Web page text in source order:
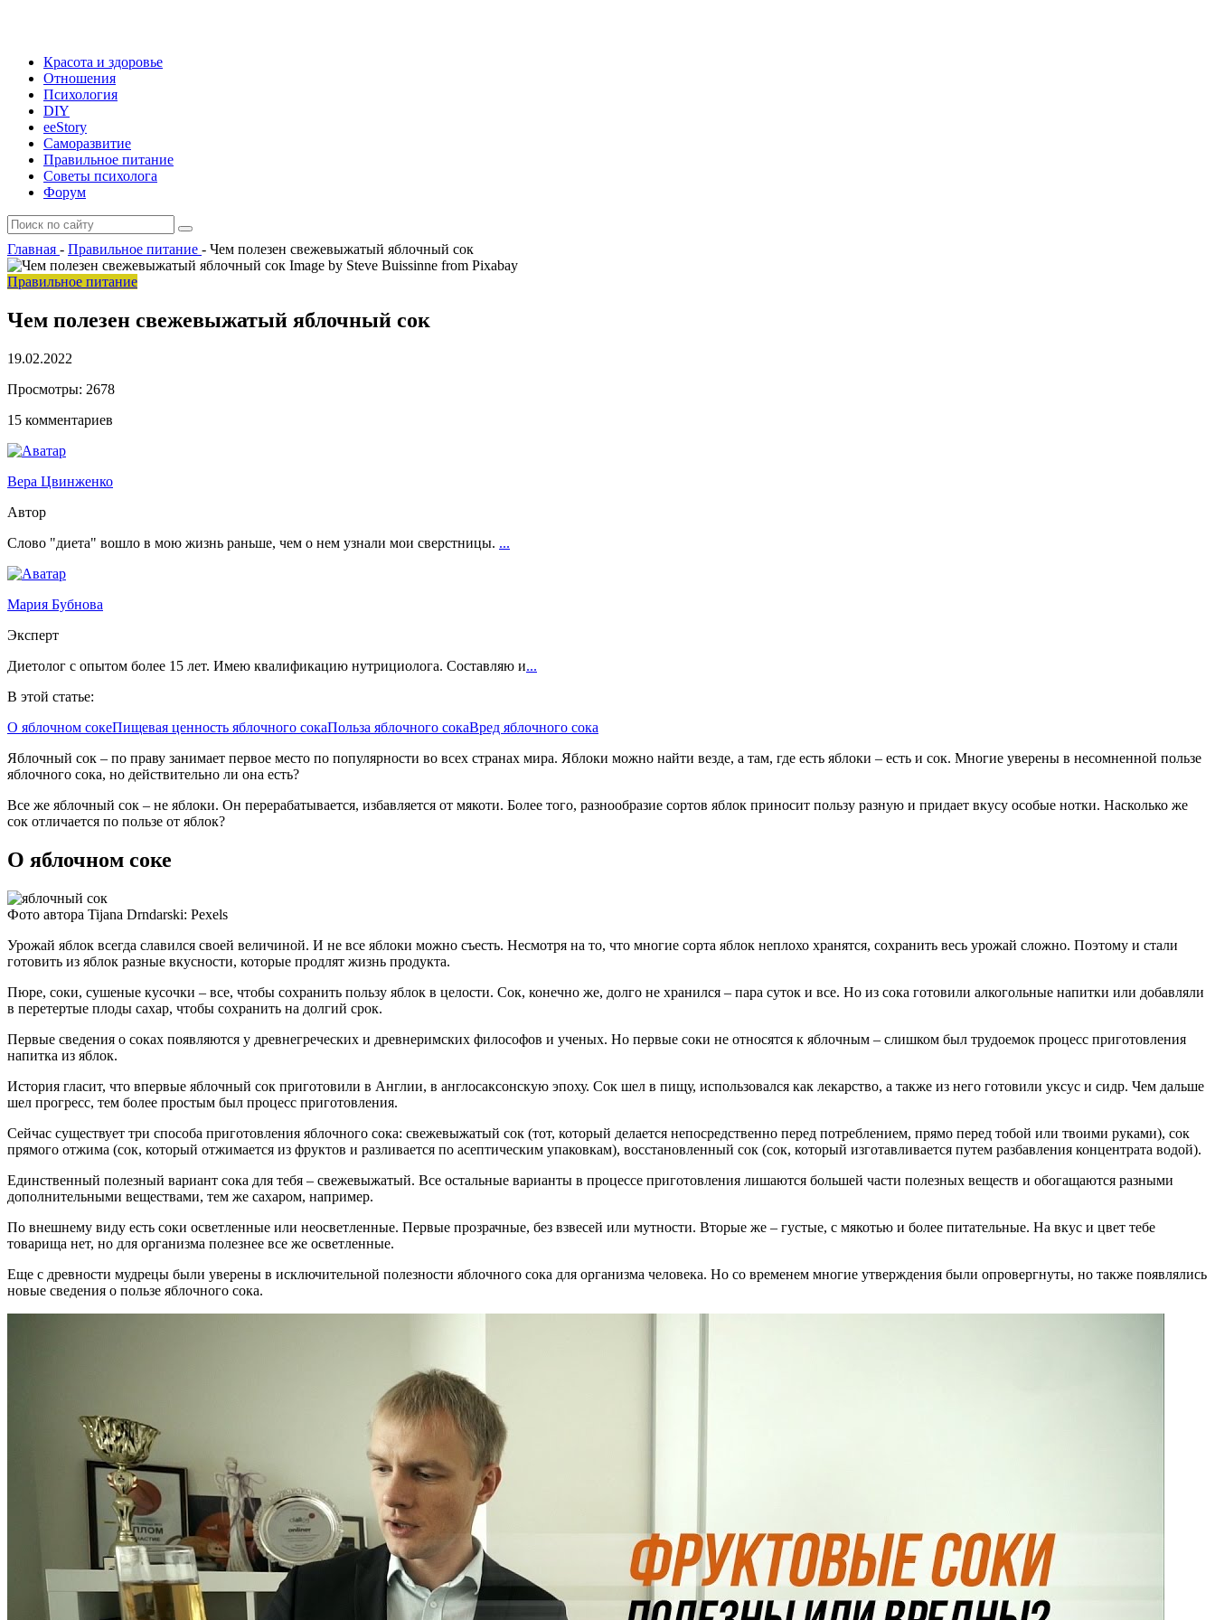
Красота и здоровье
Отношения
Психология
DIY
ееStory
Саморазвитие
Правильное питание
Советы психолога
Форум
Главная - Правильное питание - Чем полезен свежевыжатый яблочный сок
Image by Steve Buissinne from Pixabay
Правильное питание
Чем полезен свежевыжатый яблочный сок
19.02.2022
Просмотры: 2678
15 комментариев
Вера Цвинженко
Автор
Слово "диета" вошло в мою жизнь раньше, чем о нем узнали мои сверстницы. ...
Мария Бубнова
Эксперт
Диетолог с опытом более 15 лет. Имею квалификацию нутрициолога. Составляю и...
В этой статье:
О яблочном сокеПищевая ценность яблочного сокаПольза яблочного сокаВред яблочного сока
Яблочный сок – по праву занимает первое место по популярности во всех странах мира. Яблоки можно найти везде, а там, где есть яблоки – есть и сок. Многие уверены в несомненной пользе
яблочного сока, но действительно ли она есть?
Все же яблочный сок – не яблоки. Он перерабатывается, избавляется от мякоти. Более того, разнообразие сортов яблок приносит пользу разную и придает вкусу особые нотки. Насколько же
сок отличается по пользе от яблок?
О яблочном соке
Фото автора Tijana Drndarski: Pexels
Урожай яблок всегда славился своей величиной. И не все яблоки можно съесть. Несмотря на то, что многие сорта яблок неплохо хранятся, сохранить весь урожай сложно. Поэтому и стали
готовить из яблок разные вкусности, которые продлят жизнь продукта.
Пюре, соки, сушеные кусочки – все, чтобы сохранить пользу яблок в целости. Сок, конечно же, долго не хранился – пара суток и все. Но из сока готовили алкогольные напитки или добавляли
в перетертые плоды сахар, чтобы сохранить на долгий срок.
Первые сведения о соках появляются у древнегреческих и древнеримских философов и ученых. Но первые соки не относятся к яблочным – слишком был трудоемок процесс приготовления
напитка из яблок.
История гласит, что впервые яблочный сок приготовили в Англии, в англосаксонскую эпоху. Сок шел в пищу, использовался как лекарство, а также из него готовили уксус и сидр. Чем дальше
шел прогресс, тем более простым был процесс приготовления.
Сейчас существует три способа приготовления яблочного сока: свежевыжатый сок (тот, который делается непосредственно перед потреблением, прямо перед тобой или твоими руками), сок
прямого отжима (сок, который отжимается из фруктов и разливается по асептическим упаковкам), восстановленный сок (сок, который изготавливается путем разбавления концентрата водой).
Единственный полезный вариант сока для тебя – свежевыжатый. Все остальные варианты в процессе приготовления лишаются большей части полезных веществ и обогащаются разными
дополнительными веществами, тем же сахаром, например.
По внешнему виду есть соки осветленные или неосветленные. Первые прозрачные, без взвесей или мутности. Вторые же – густые, с мякотью и более питательные. На вкус и цвет тебе
товарища нет, но для организма полезнее все же осветленные.
Еще с древности мудрецы были уверены в исключительной полезности яблочного сока для организма человека. Но со временем многие утверждения были опровергнуты, но также появлялись
новые сведения о пользе яблочного сока.